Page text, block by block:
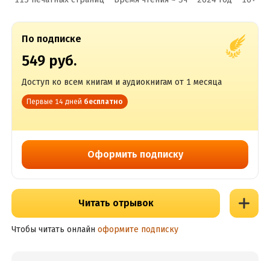
По подписке
549 руб.
Доступ ко всем книгам и аудиокнигам от 1 месяца
Первые 14 дней бесплатно
Оформить подписку
Читать отрывок
Чтобы читать онлайн оформите подписку